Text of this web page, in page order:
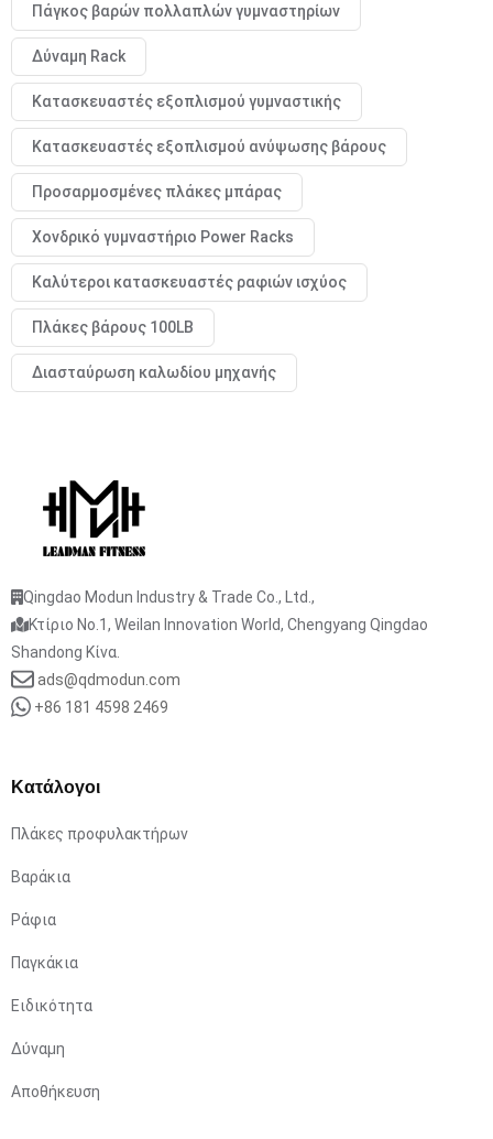
Πάγκος βαρών πολλαπλών γυμναστηρίων
Δύναμη Rack
Κατασκευαστές εξοπλισμού γυμναστικής
Κατασκευαστές εξοπλισμού ανύψωσης βάρους
Προσαρμοσμένες πλάκες μπάρας
Χονδρικό γυμναστήριο Power Racks
Καλύτεροι κατασκευαστές ραφιών ισχύος
Πλάκες βάρους 100LB
Διασταύρωση καλωδίου μηχανής
Qingdao Modun Industry & Trade Co., Ltd.,
Κτίριο No.1, Weilan Innovation World, Chengyang Qingdao
Shandong Κίνα.
ads@qdmodun.com
+86 181 4598 2469
Κατάλογοι
Πλάκες προφυλακτήρων
Βαράκια
Ράφια
Παγκάκια
Ειδικότητα
Δύναμη
Αποθήκευση